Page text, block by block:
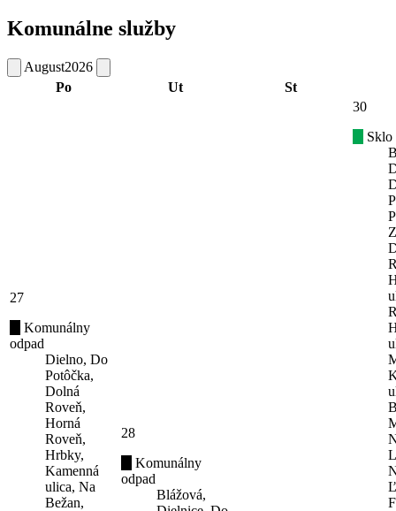
Komunálne služby
August2026
Po
Ut St
27
Komunálny
odpad
Dielno, Do
Potôčka,
Dolná
Roveň,
Horná
Roveň,
Hrbky,
Kamenná
ulica, Na
Bežan,
28
Komunálny
odpad
Blážová,
30
Sklo